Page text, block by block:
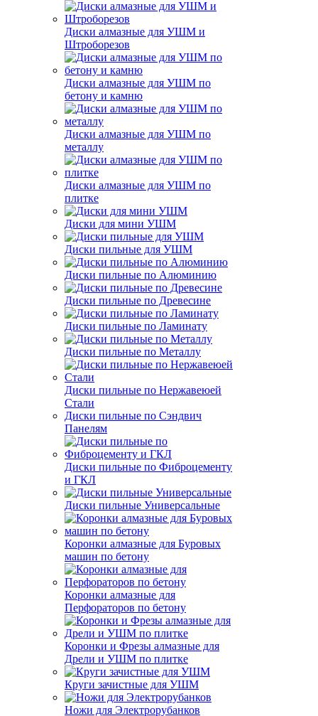
Диски алмазные для УШМ и
Штроборезов
Диски алмазные для УШМ по
бетону и камню
Диски алмазные для УШМ по
металлу
Диски алмазные для УШМ по
плитке
Диски для мини УШМ
Диски пильные для УШМ
Диски пильные по Алюминию
Диски пильные по Древесине
Диски пильные по Ламинату
Диски пильные по Металлу
Диски пильные по Нержавеюей
Стали
Диски пильные по Сэндвич
Панелям
Диски пильные по Фиброцементу
и ГКЛ
Диски пильные Универсальные
Коронки алмазные для Буровых
машин по бетону
Коронки алмазные для
Перфораторов по бетону
Коронки и Фрезы алмазные для
Дрели и УШМ по плитке
Круги зачистные для УШМ
Ножи для Электрорубанков